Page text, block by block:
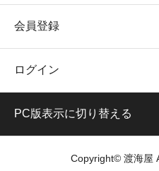
会員登録
ログイン
PC版表示に切り替える
Copyright© 渡海屋